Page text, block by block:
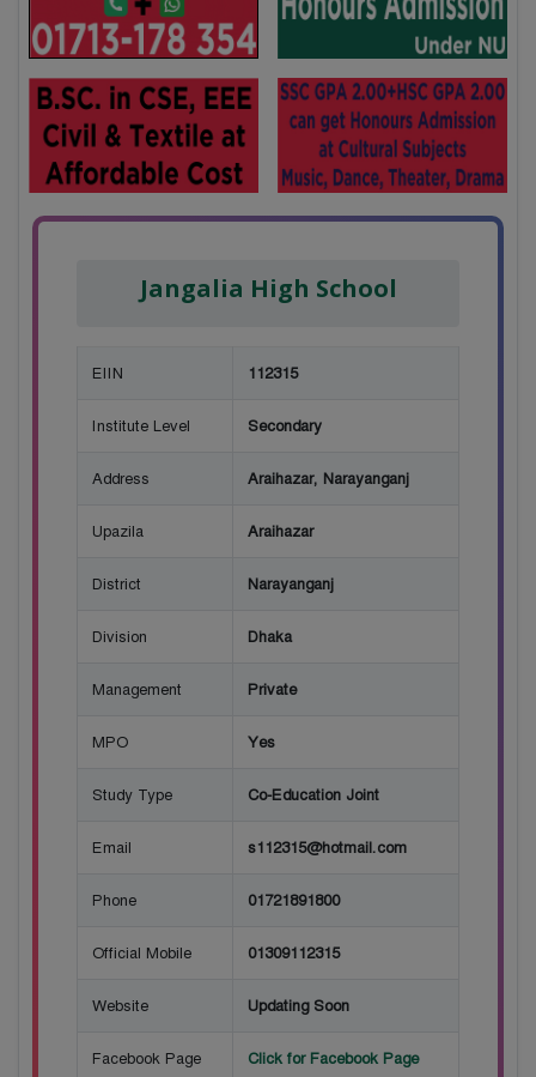
Jangalia High School
EIIN 112315
Institute Level Secondary
Address Araihazar, Narayanganj
Upazila Araihazar
District Narayanganj
Division Dhaka
Management Private
MPO Yes
Study Type Co-Education Joint
Email s112315@hotmail.com
Phone 01721891800
Official Mobile 01309112315
Website Updating Soon
Facebook Page Click for Facebook Page